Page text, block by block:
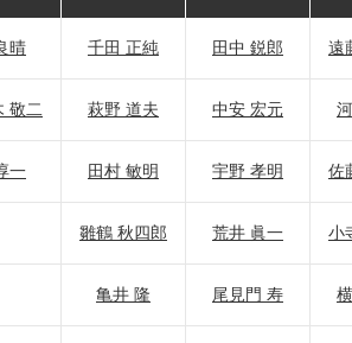
晴 千田 正純 田中 鋭郎 遠
敬二 萩野 道夫 中安 宏元
一 田村 敏明 宇野 孝明 佐
雛鶴 秋四郎 荒井 眞一 小
亀井 隆 尾見門 寿